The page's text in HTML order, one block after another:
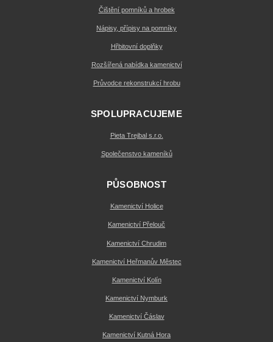
Čištění pomníků a hrobek
Nápisy, přípisy na pomníky
Hřbitovní doplňky
Rozšířená nabídka kamenictví
Průvodce rekonstrukcí hrobu
SPOLUPRACUJEME
Pieta Trejbal s.r.o.
Společenstvo kameníků
PŮSOBNOST
Kamenictví Holice
Kamenictví Přelouč
Kamenictví Chrudim
Kamenictví Heřmanův Městec
Kamenictví Kolín
Kamenictví Nymburk
Kamenictví Čáslav
Kamenictví Kutná Hora